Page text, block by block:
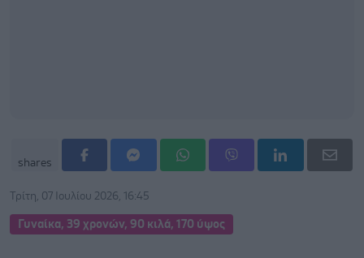
shares
Τρίτη, 07 Ιουλίου 2026, 16:45
Γυναίκα, 39 χρονών, 90 κιλά, 170 ύψος